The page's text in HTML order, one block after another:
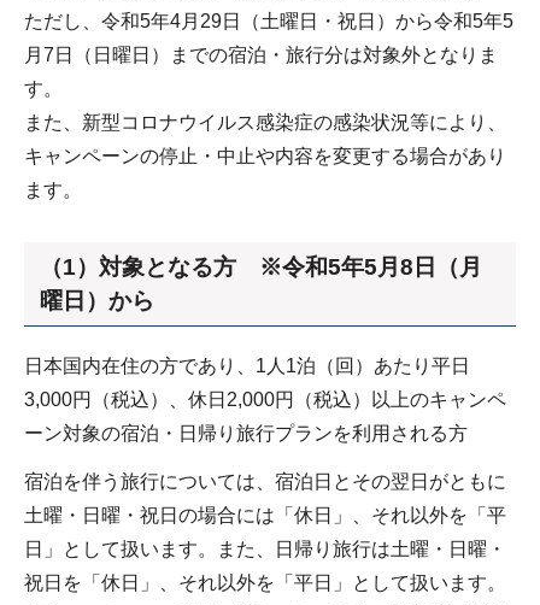
ただし、令和5年4月29日（土曜日・祝日）から令和5年5
月7日（日曜日）までの宿泊・旅行分は対象外となりま
す。
また、新型コロナウイルス感染症の感染状況等により、
キャンペーンの停止・中止や内容を変更する場合があり
ます。
（1）対象となる方 ※令和5年5月8日（月
曜日）から
日本国内在住の方であり、1人1泊（回）あたり平日
3,000円（税込）、休日2,000円（税込）以上のキャンペ
ーン対象の宿泊・日帰り旅行プランを利用される方
宿泊を伴う旅行については、宿泊日とその翌日がともに
土曜・日曜・祝日の場合には「休日」、それ以外を「平
日」として扱います。また、日帰り旅行は土曜・日曜・
祝日を「休日」、それ以外を「平日」として扱います。